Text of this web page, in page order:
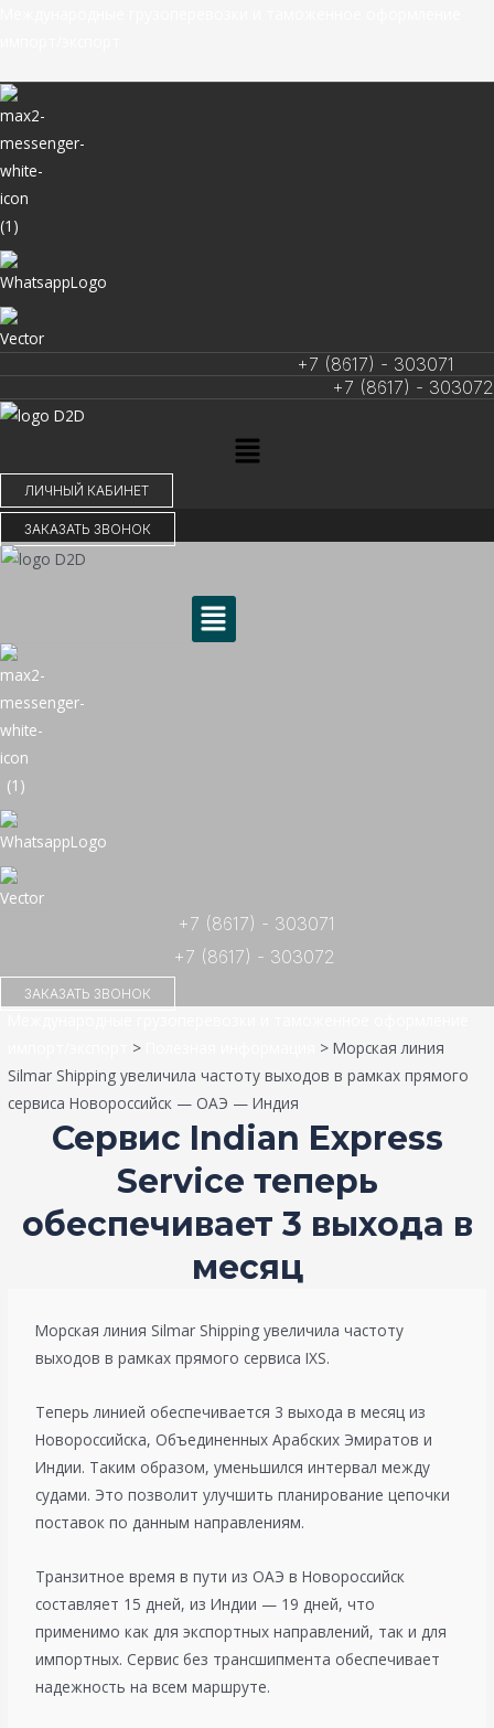
+7 (8617) - 303071
+7 (8617) - 303072
Меню
ЛИЧНЫЙ КАБИНЕТ
ЗАКАЗАТЬ ЗВОНОК
Меню
+7 (8617) - 303071
+7 (8617) - 303072
ЗАКАЗАТЬ ЗВОНОК
> >Морская линия
Silmar Shipping увеличила частоту выходов в рамках прямого
сервиса Новороссийск — ОАЭ — Индия
Сервис Indian Express
Service теперь
обеспечивает 3 выхода в
месяц
Морская линия Silmar Shipping увеличила частоту
выходов в рамках прямого сервиса IXS.
Теперь линией обеспечивается 3 выхода в месяц из
Новороссийска, Объединенных Арабских Эмиратов и
Индии. Таким образом, уменьшился интервал между
судами. Это позволит улучшить планирование цепочки
поставок по данным направлениям.
Транзитное время в пути из ОАЭ в Новороссийск
составляет 15 дней, из Индии — 19 дней, что
применимо как для экспортных направлений, так и для
импортных. Сервис без трансшипмента обеспечивает
надежность на всем маршруте.